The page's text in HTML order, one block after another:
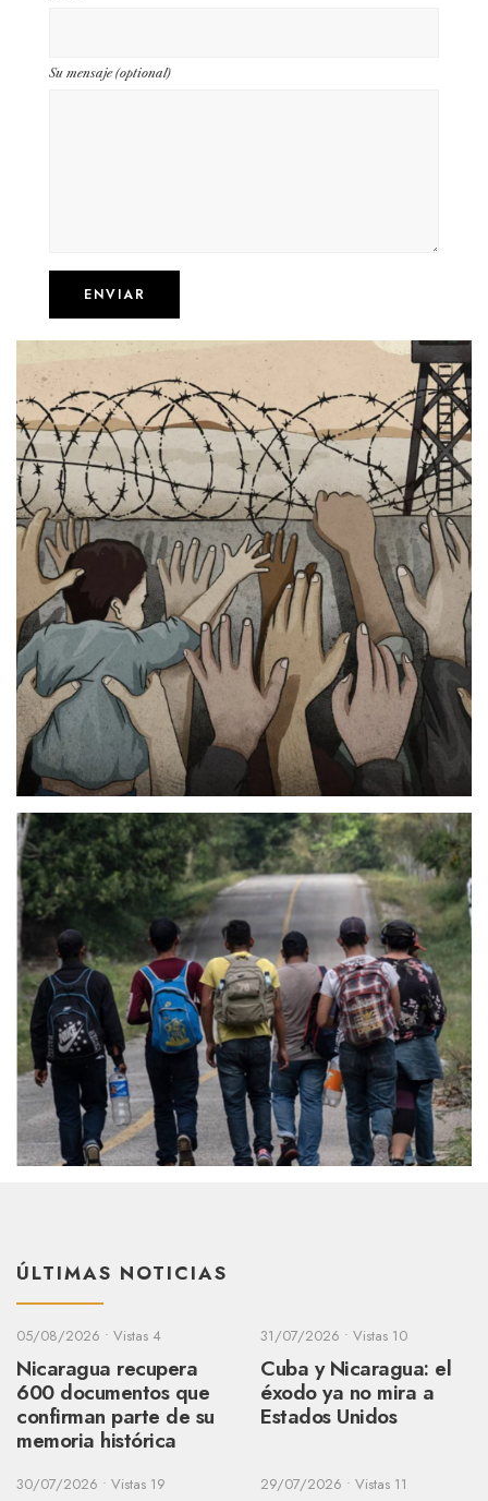
Su mensaje (optional)
ÚLTIMAS NOTICIAS
05/08/2026 • Vistas 4
Nicaragua recupera
600 documentos que
confirman parte de su
memoria histórica
31/07/2026 • Vistas 10
Cuba y Nicaragua: el
éxodo ya no mira a
Estados Unidos
30/07/2026 • Vistas 19 29/07/2026 • Vistas 11